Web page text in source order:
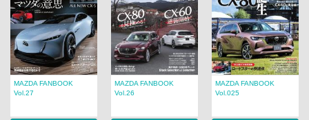
MAZDA FANBOOK
Vol.27
MAZDA FANBOOK
Vol.26
MAZDA FANBOOK
Vol.025